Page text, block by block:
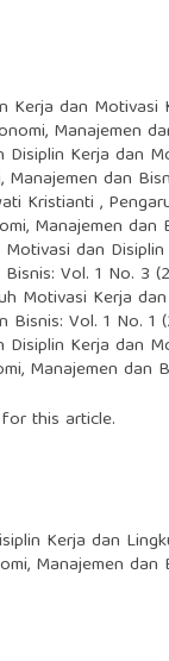
Kerja dan
Manajemen
Disiplin Kerja dan
Manajemen dan
Kristianti ,
Manajemen
Motivasi dan
Vol. 1 No. 3
Motivasi Kerja
Bisnis: Vol. 1 No.
Disiplin Kerja dan
Manajemen dan
for this article.
Kerja dan
Manajemen